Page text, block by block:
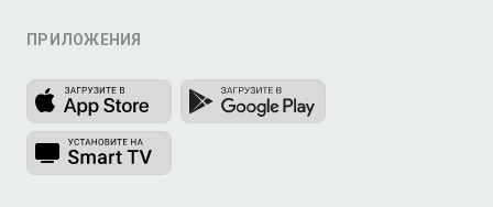
ПРИЛОЖЕНИЯ